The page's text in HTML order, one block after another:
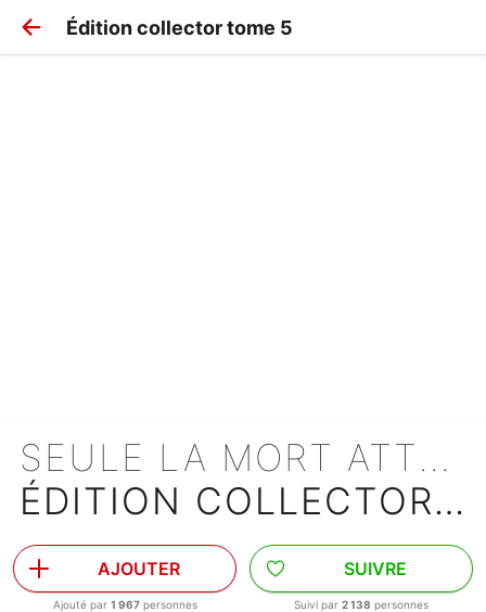
Édition collector tome 5
SEULE LA MORT ATTEND LA VILAINE
ÉDITION COLLECTOR TOME 5
AJOUTER
Ajouté par 1 967personnes
SUIVRE
Suivi par 2 138 personnes